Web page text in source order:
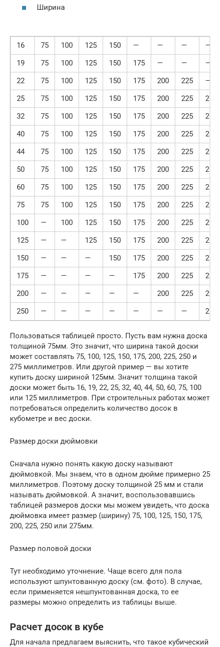
Ширина
16 75 100 125 150 — — —
—
19
75 100 125 150 175 — —
—
22
75 100 125 150 175 200 225
—
25
75 100 125 150 175 200 225
250
32
75 100 125 150 175 200 225
250
40
75 100 125 150 175 200 225
250
44
75 100 125 150 175 200 225
250
50
75 100 125 150 175 200 225
250
60
75 100 125 150 175 200 225
250
75
75 100 125 150 175 200 225
250
100
— 100 125 150 175 200 225
250
125
— — 125 150 175 200 225
250
150
— — — 150 175 200 225
250
175
— — — — 175 200 225
250
200
— — — — — 200 225
250
250
— — — — — — — 250
Пользоваться таблицей просто. Пусть вам нужна доска
толщиной 75мм. Это значит, что ширина такой доски
может составлять 75, 100, 125, 150, 175, 200, 225, 250 и
275 миллиметров. Или другой пример — вы хотите
купить доску шириной 125мм. Значит толщина такой
доски может быть 16, 19, 22, 25, 32, 40, 44, 50, 60, 75, 100
или 125 миллиметров. При строительных работах может
потребоваться определить количество досок в
кубометре и вес доски.
Размер доски дюймовки
Сначала нужно понять какую доску называют
дюймовкой. Мы знаем, что в одном дюйме примерно 25
миллиметров. Поэтому доску толщиной 25 мм и стали
называть дюймовкой. А значит, воспользовавшись
таблицей размеров доски мы можем увидеть, что доска
дюймовка имеет размер (ширину) 75, 100, 125, 150, 175,
200, 225, 250 или 275мм.
Размер половой доски
Тут необходимо уточнение. Чаще всего для пола
используют шпунтованную доску (см. фото). В случае,
если применяется нешпунтованная доска, то ее
размеры можно определить из таблицы выше.
Расчет досок в кубе
Для начала предлагаем выяснить, что такое кубический